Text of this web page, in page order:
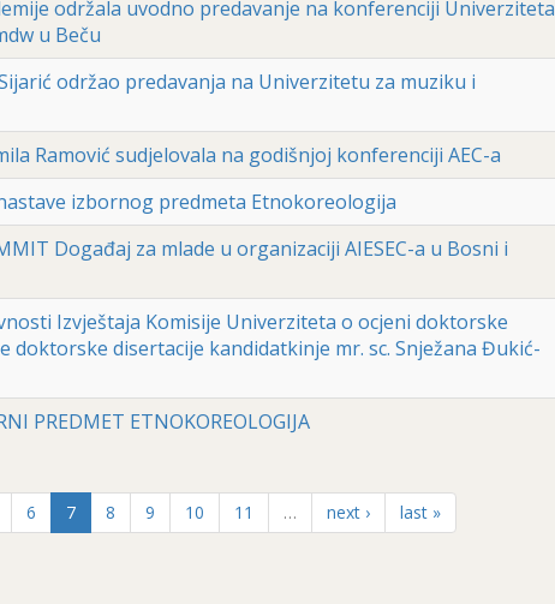
održala uvodno predavanje na konferenciji Univerziteta
u Beču
održao predavanja na Univerzitetu za muziku i
Ramović sudjelovala na godišnjoj konferenciji AEC-a
izbornog predmeta Etnokoreologija
Događaj za mlade u organizaciji AIESEC-a u Bosni i
Izvještaja Komisije Univerziteta o ocjeni doktorske
doktorske disertacije kandidatkinje mr. sc. Snježana Đukić-
PREDMET ETNOKOREOLOGIJA
6 7 8 9 10 11 … next › last »